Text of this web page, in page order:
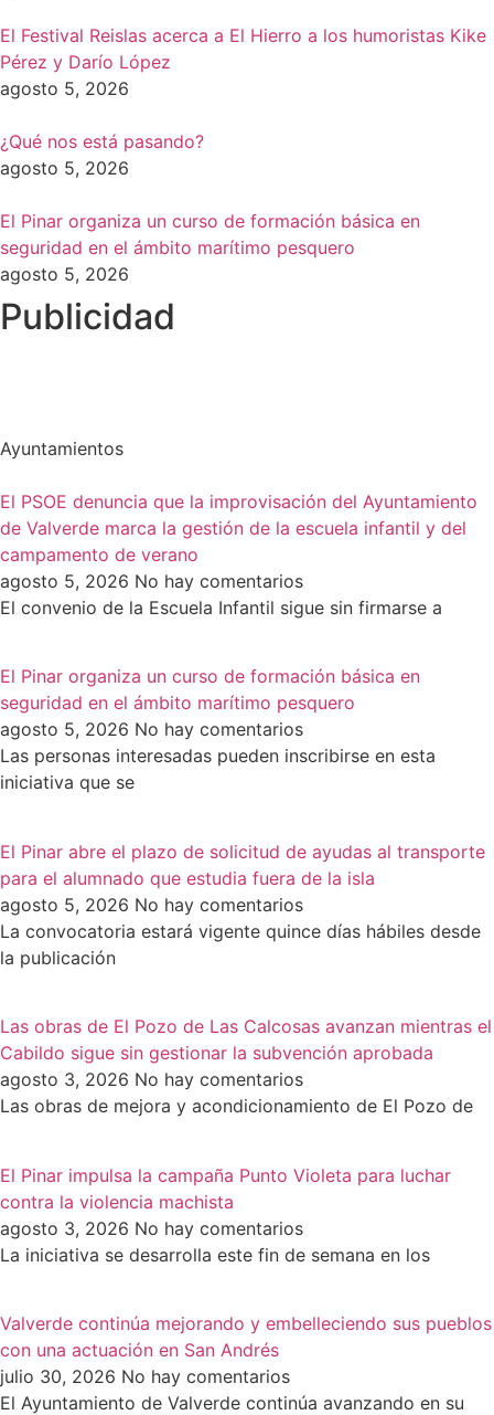
El Festival Reislas acerca a El Hierro a los humoristas Kike
Pérez y Darío López
agosto 5, 2026
¿Qué nos está pasando?
agosto 5, 2026
El Pinar organiza un curso de formación básica en
seguridad en el ámbito marítimo pesquero
agosto 5, 2026
Publicidad
Ayuntamientos
El PSOE denuncia que la improvisación del Ayuntamiento
de Valverde marca la gestión de la escuela infantil y del
campamento de verano
agosto 5, 2026 No hay comentarios
El convenio de la Escuela Infantil sigue sin firmarse a
El Pinar organiza un curso de formación básica en
seguridad en el ámbito marítimo pesquero
agosto 5, 2026 No hay comentarios
Las personas interesadas pueden inscribirse en esta
iniciativa que se
El Pinar abre el plazo de solicitud de ayudas al transporte
para el alumnado que estudia fuera de la isla
agosto 5, 2026 No hay comentarios
La convocatoria estará vigente quince días hábiles desde
la publicación
Las obras de El Pozo de Las Calcosas avanzan mientras el
Cabildo sigue sin gestionar la subvención aprobada
agosto 3, 2026 No hay comentarios
Las obras de mejora y acondicionamiento de El Pozo de
El Pinar impulsa la campaña Punto Violeta para luchar
contra la violencia machista
agosto 3, 2026 No hay comentarios
La iniciativa se desarrolla este fin de semana en los
Valverde continúa mejorando y embelleciendo sus pueblos
con una actuación en San Andrés
julio 30, 2026 No hay comentarios
El Ayuntamiento de Valverde continúa avanzando en su